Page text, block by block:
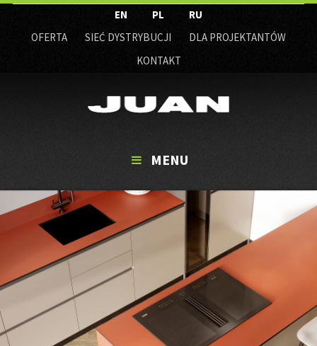
EN PL
RU
OFERTA
SIEĆ DYSTRYBUCJI
DLA PROJEKTANTÓW
KONTAKT
MENU